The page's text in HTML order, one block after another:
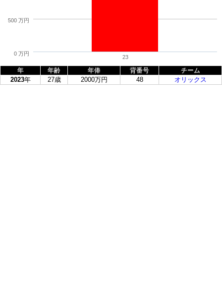
23
0 万円
500 万円
年 年齢 年俸 背番号
チーム
2023年 27歳 2000万円 48 オリックス